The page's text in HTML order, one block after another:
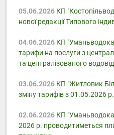
05.06.2026КП
нової редакції Типового
04.06.2026КП
тарифи на послуги з
та централізованого
03.06.2026КП "Житловик
зміну тарифів з 01.05.2026 р.
02.06.2026КП
2026 р. проводитиметься